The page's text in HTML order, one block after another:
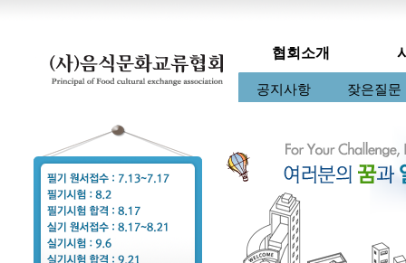
협회소개
인사말 조직도
케이크디자이너 초
임원소개 협회소식
구인정보 구직정보
공지사항 잦은질문